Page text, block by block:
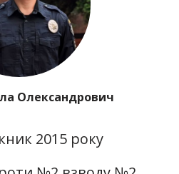
Олександрович
2015 року